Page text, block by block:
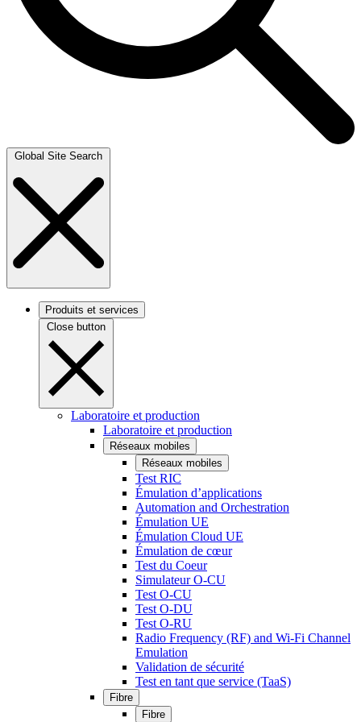
Global Site Search
Produits et services
Close button
Laboratoire et production
Laboratoire et production
Réseaux mobiles
Réseaux mobiles
Test RIC
Émulation d’applications
Automation and Orchestration
Émulation UE
Émulation Cloud UE
Émulation de cœur
Test du Coeur
Simulateur O-CU
Test O-CU
Test O-DU
Test O-RU
Radio Frequency (RF) and Wi-Fi Channel
Emulation
Validation de sécurité
Test en tant que service (TaaS)
Fibre
Fibre